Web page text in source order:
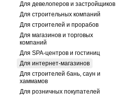
Для девелоперов и застройщиков
Для строительных компаний
Для строителей и прорабов
Для магазинов и торговых
компаний
Для SPA-центров и гостиниц
Для интернет-магазинов
Для строителей бань, саун и
хаммамов
Для розничных покупателей